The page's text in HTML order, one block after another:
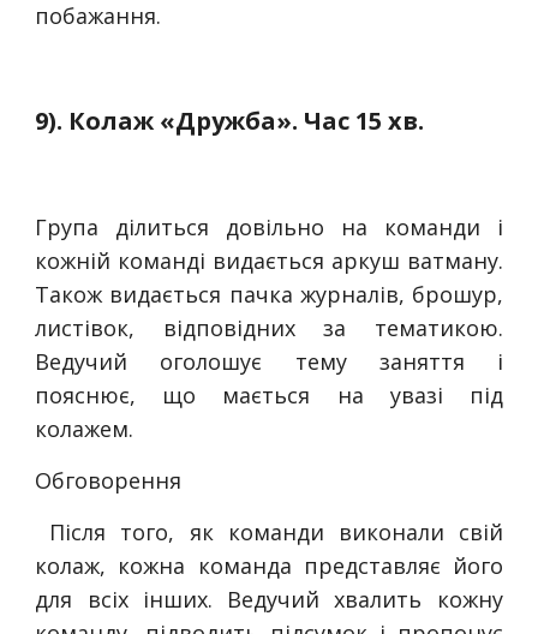
побажання.
9). Колаж «Дружба». Час 15 хв.
Група ділиться довільно на команди і
кожній команді видається аркуш ватману.
Також видається пачка журналів, брошур,
листівок, відповідних за тематикою.
Ведучий оголошує тему заняття і
пояснює, що мається на увазі під
колажем.
Обговорення
Після того, як команди виконали свій
колаж, кожна команда представляє його
для всіх інших. Ведучий хвалить кожну